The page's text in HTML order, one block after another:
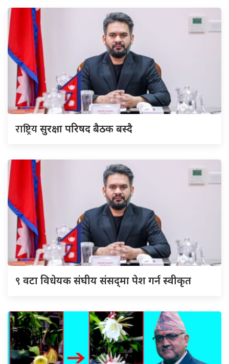
राष्ट्रियसुरक्षा परिषद बैठक बस्दै
९ वटा विधेयक संघीय संसद्‌मा पेश गर्न स्वीकृत